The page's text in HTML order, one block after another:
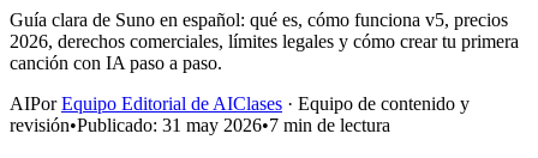
Guía clara de Suno en español: qué es, cómo funciona v5, precios
2026, derechos comerciales, límites legales y cómo crear tu primera
canción con IA paso a paso.
AIPor Equipo Editorial de AIClases · Equipo de contenido y
revisión•Publicado: 31 may 2026•7 min de lectura